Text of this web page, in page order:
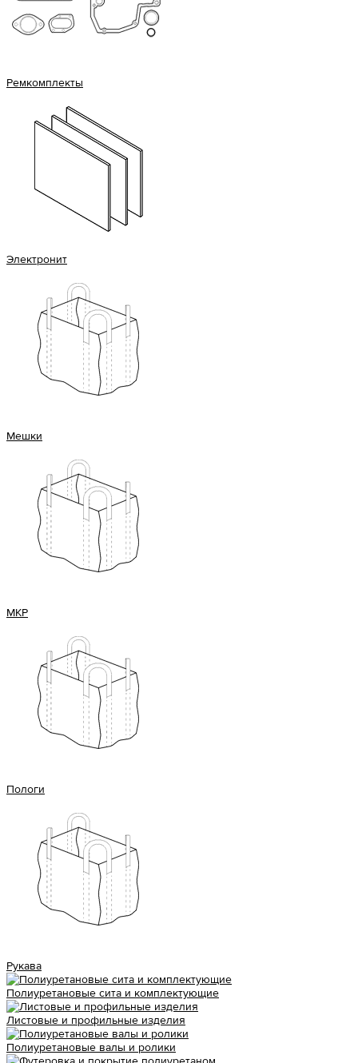
Ремкомплекты
Электронит
Мешки
МКР
Пологи
Рукава
Полиуретановые сита и комплектующие
Листовые и профильные изделия
Полиуретановые валы и ролики